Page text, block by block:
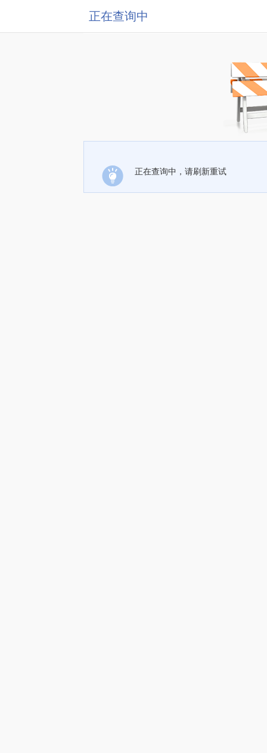
正在查询中
正在查询中，请刷新重试